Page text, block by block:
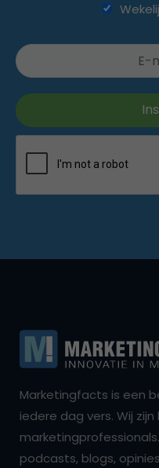
Marketingfacts is een
iedere dag vers. Wij
podcasts, blogs,